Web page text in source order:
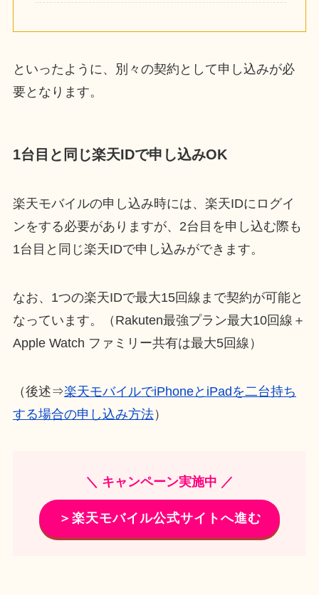
といったように、別々の契約として申し込みが必
要となります。
1台目と同じ楽天IDで申し込みOK
楽天モバイルの申し込み時には、楽天IDにログイ
ンをする必要がありますが、2台目を申し込む際も
1台目と同じ楽天IDで申し込みができます。
なお、1つの楽天IDで最大15回線まで契約が可能と
なっています。（Rakuten最強プラン最大10回線＋
Apple Watch ファミリー共有は最大5回線）
（後述⇒楽天モバイルでiPhoneとiPadを二台持ち
する場合の申し込み方法）
＼ キャンペーン実施中 ／
＞楽天モバイル公式サイトへ進む